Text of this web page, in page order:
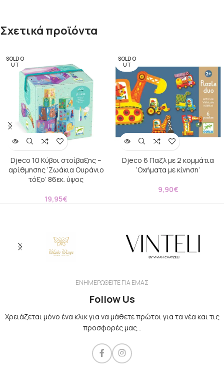
Σχετικά προϊόντα
SOLD O
UT
Djeco 10 Κύβοι στοίβαξης –
αρίθμησης ‘Ζωάκια Ουράνιο
τόξο’ 86εκ. ύψος
19,95€
SOLD O
UT
Djeco 6 Παζλ με 2 κομμάτια
‘Οχήματα με κίνηση’
9,90€
ΕΝΗΜΕΡΩΘΕΙΤΕ ΓΙΑ ΕΜΑΣ
Follow Us
Χρειάζεται μόνο ένα κλικ για να μάθετε πρώτοι για τα νέα και τις
προσφορές μας...​